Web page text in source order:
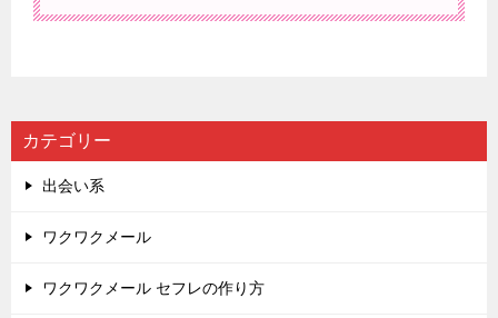
カテゴリー
出会い系
ワクワクメール
ワクワクメール セフレの作り方